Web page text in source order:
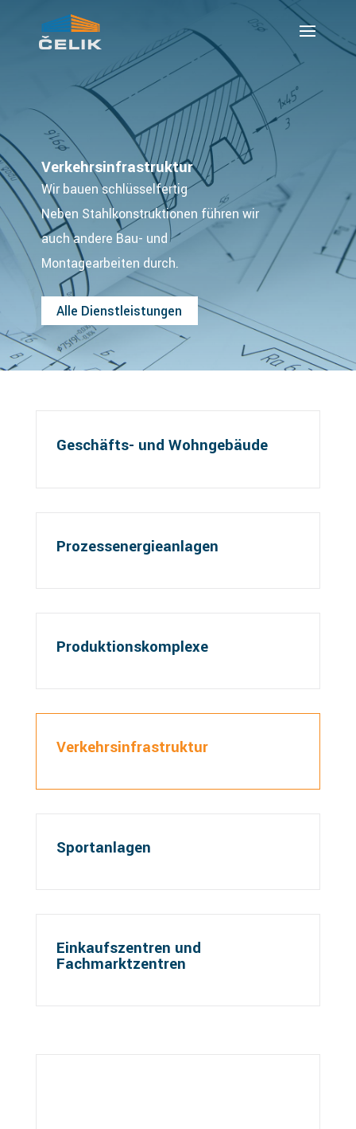
Verkehrsinfrastruktur
Wir bauen schlüsselfertig
Neben Stahlkonstruktionen führen wir
auch andere Bau- und
Montagearbeiten durch.
Alle Dienstleistungen
Geschäfts- und Wohngebäude
Prozessenergieanlagen
Produktionskomplexe
Verkehrsinfrastruktur
Sportanlagen
Einkaufszentren und
Fachmarktzentren